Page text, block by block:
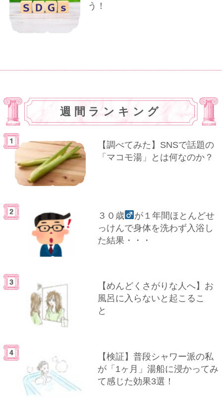
う！
週間ランキング
【調べてみた】SNSで話題の
「マコモ湯」とは何なのか？
３０歳
が１年間ほとんどせ
っけんで身体を洗わず入浴し
た結果・・・
【めんどくさがりな人へ】お
風呂に入らないと起こるこ
と
【検証】普段シャワー派の私
が「1ヶ月」湯船に浸かってみ
て感じた効果3選！